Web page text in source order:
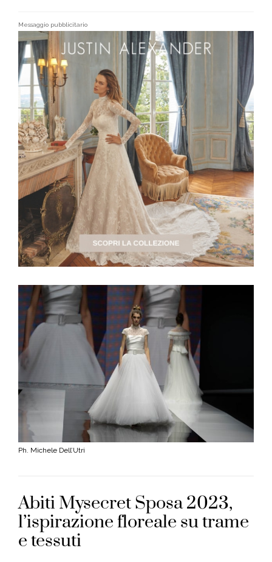
Messaggio pubblicitario
Ph. Michele Dell’Utri
Abiti Mysecret Sposa 2023,
l’ispirazione floreale su trame
e tessuti